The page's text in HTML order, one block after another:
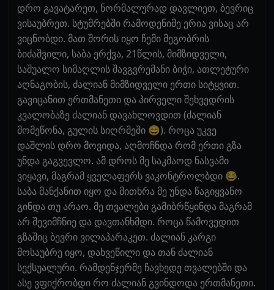
დრო გავატარეთ, ნორმალურად დავლიეთ, ბევრიც
ვისაუბრეთ. სტუმრებში რამოდენიმე ერია ვისაც არ
ვიცნობდი. მათ შორის იყო ჩემი მეგობრის
ბიძაშვილი, საბა ერქვა, 21წლის, მიმზიდველი,
საშუალო სიმაღლის შავგვრემანი ბიჭი, ათლეტური
აღნაგობის, ძალიან მიმზიდველი ერთი სიტყვით.
გავიცანით ერთმანეთი და პირველი შეხვედრის
კვალობაზე ძალიან დავახლოვდით (ძალიან
მომეწონა, გულის სიღრმეში 😄). როცა უკვე
დაშლის დრო მოვიდა, აღმოჩნდა რომ ერთი გზა
უნდა გაგვევლო. ამ დროს მე საკმაოდ ნასვამი
ვიყავი, მაგრამ ყველაფერს ვაკონტროლბდი 😂.
საბა მანქანით იყო და მითხრა მე უნდა წაგიყვანო
გინდა თუ არაო. მე თვალები გამიბრწყინდა მაგრამ
არ შევიმჩნიე და დავთანხმდი. როცა წამოვედით
გზაშიც ბევრი ვილაპარაკეთ. ძალიან კარგი
მოსაუბრე იყო, დახვეწილი და თან ძალიან
სექსუალური. რამდენჯერმე ჩავხედე თვალებში და
ასე ვფიქრობდი რო ძალიან გვინდოდა ერთმანეთი.